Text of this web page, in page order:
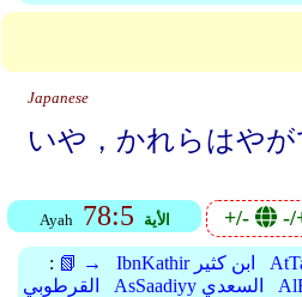
Japanese
いや，かれらはやが
Ayah 78:5 الأية +/- -/
: 📗 → IbnKathir ابن كثير
القرطوبي
AsSaadiyy السعدي